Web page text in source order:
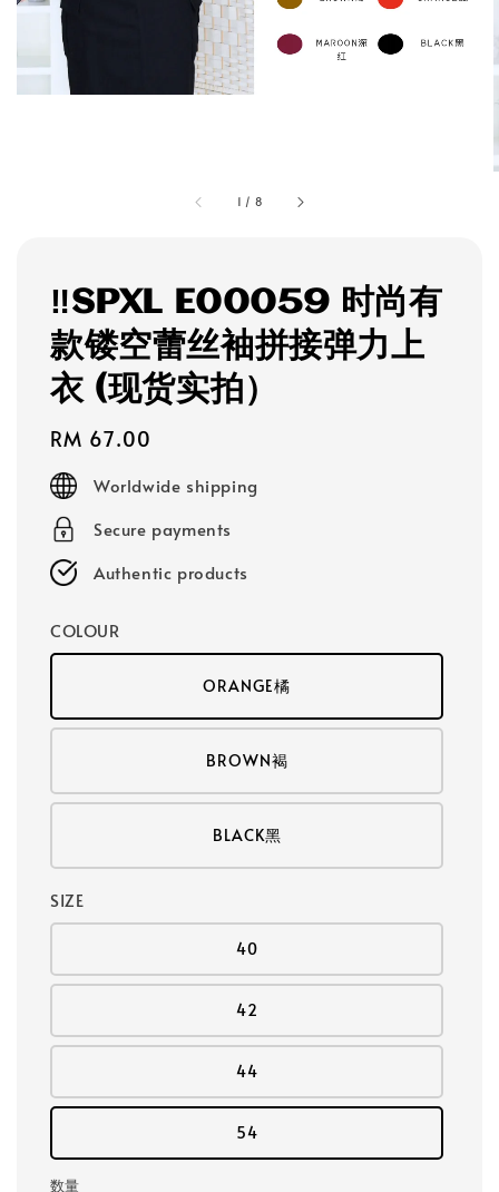
1 / 8
‼️SPXL E00059 时尚有
款镂空蕾丝袖拼接弹力上
衣 (现货实拍）
Regular
price
RM 67.00
Worldwide shipping
Secure payments
Authentic products
COLOUR
ORANGE橘
BROWN褐
BLACK黑
SIZE
40
42
44
54
数量